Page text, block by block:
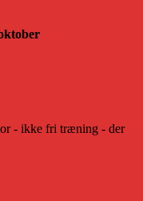
- ikke fri træning - der